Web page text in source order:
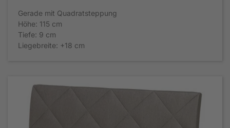
Gerade mit Quadratsteppung
Höhe: 115 cm
Tiefe: 9 cm
Liegebreite: +18 cm